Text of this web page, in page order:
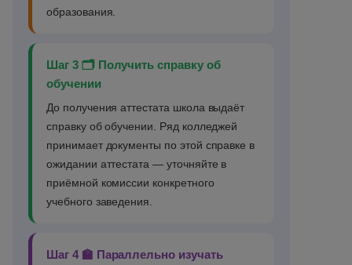
образования.
Шаг 3 🗂️ Получить справку об
обучении
До получения аттестата школа выдаёт
справку об обучении. Ряд колледжей
принимает документы по этой справке в
ожидании аттестата — уточняйте в
приёмной комиссии конкретного
учебного заведения.
Шаг 4 🏫 Параллельно изучать